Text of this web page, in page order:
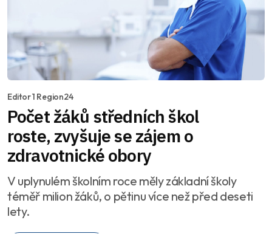
Editor 1 Region24
Počet žáků středních škol
roste, zvyšuje se zájem o
zdravotnické obory
V uplynulém školním roce měly základní školy
téměř milion žáků, o pětinu více než před deseti
lety.